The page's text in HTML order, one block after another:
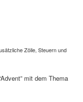
Zölle, Steuern und
mit dem Thema